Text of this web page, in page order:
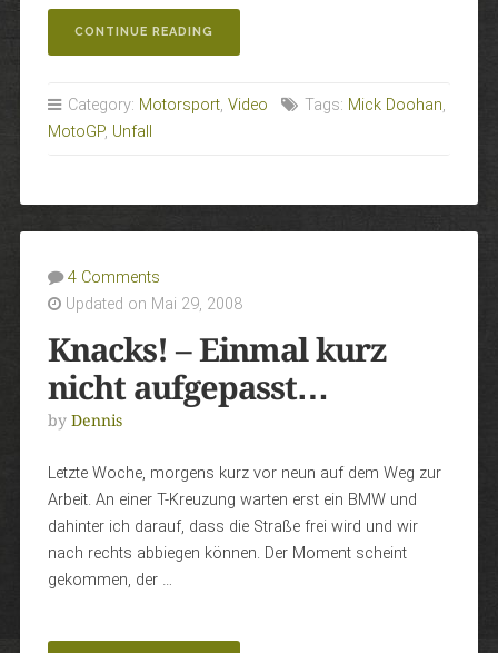
CONTINUE READING
Category: Motorsport, Video Tags: Mick Doohan,
MotoGP, Unfall
4 Comments
Updated on Mai 29, 2008
Knacks! – Einmal kurz
nicht aufgepasst…
by Dennis
Letzte Woche, morgens kurz vor neun auf dem Weg zur
Arbeit. An einer T-Kreuzung warten erst ein BMW und
dahinter ich darauf, dass die Straße frei wird und wir
nach rechts abbiegen können. Der Moment scheint
gekommen, der …